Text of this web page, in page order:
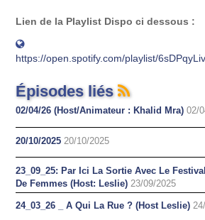
Lien de la Playlist Dispo ci dessous :
https://open.spotify.com/playlist/
Épisodes liés
02/04/26 (Host/Animateur : Khalid Mra) 02/
20/10/2025 20/10/2025
23_09_25: Par Ici La Sortie Avec Le
De Femmes (Host: Leslie) 23/09/2025
24_03_26 _ A Qui La Rue ? (Host Leslie)